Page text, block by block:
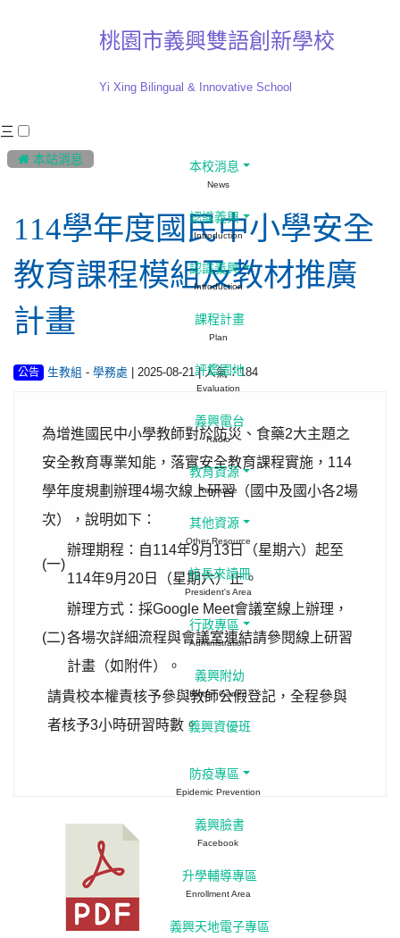
:::
 本站消息
114學年度國民中小學安全
教育課程模組及教材推廣
計畫
公告 生教組 - 學務處 | 2025-08-21 | 人氣：184
為增進國民中小學教師對於防災、食藥2大主題之
安全教育專業知能，落實安全教育課程實施，114
學年度規劃辦理4場次線上研習（國中及國小各2場
次），說明如下：
(一)
辦理期程：自114年9月13日（星期六）起至
114年9月20日（星期六）止。
(二)
辦理方式：採Google Meet會議室線上辦理，
各場次詳細流程與會議室連結請參閱線上研習
計畫（如附件）。
請貴校本權責核予參與教師公假登記，全程參與
者核予3小時研習時數。
桃園市義興雙語創新學校
Yi Xing Bilingual & Innovative School
三
本校消息
News
認識義興
Introduction
認識義興
Introduction
課程計畫
Plan
評鑑園地
Evaluation
義興電台
Radio
教育資源
Resource
其他資源
Other Resource
校長來讀冊
President's Area
行政專區
Administration
義興附幼
Kinder Garten
義興資優班
防疫專區
Epidemic Prevention
義興臉書
Facebook
升學輔導專區
Enrollment Area
義興天地電子專區